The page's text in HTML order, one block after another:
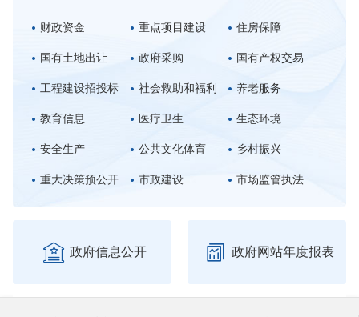
财政资金 重点项目建设 住房保障
国有土地出让 政府采购 国有产权交易
工程建设招投标 社会救助和福利 养老服务
教育信息 医疗卫生 生态环境
安全生产 公共文化体育 乡村振兴
重大决策预公开 市政建设 市场监管执法
 政府信息公开  政府网站年度报表